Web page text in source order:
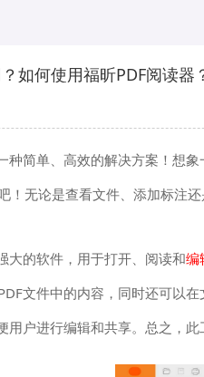
如何使用福昕PDF阅读器
种简单、高效的解决方案！想
！无论是查看文件、添加标注
大的软件，用于打开、阅读和编
文件中的内容，同时还可以
用户进行编辑和共享。总之，